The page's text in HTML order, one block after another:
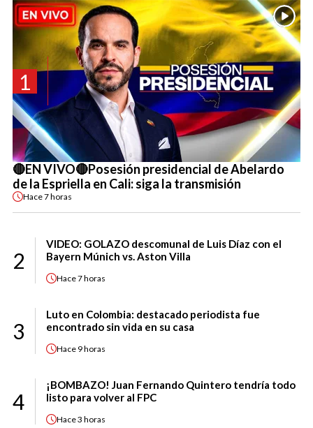
1
🔴EN VIVO🔴Posesión presidencial de Abelardo
de la Espriella en Cali: siga la transmisión
Hace7 horas
2
VIDEO: GOLAZO descomunal de Luis Díaz con el
Bayern Múnich vs. Aston Villa
Hace7 horas
3
Luto en Colombia: destacado periodista fue
encontrado sin vida en su casa
Hace 9 horas
4
¡BOMBAZO! Juan Fernando Quintero tendría todo
listo para volver al FPC
Hace3 horas